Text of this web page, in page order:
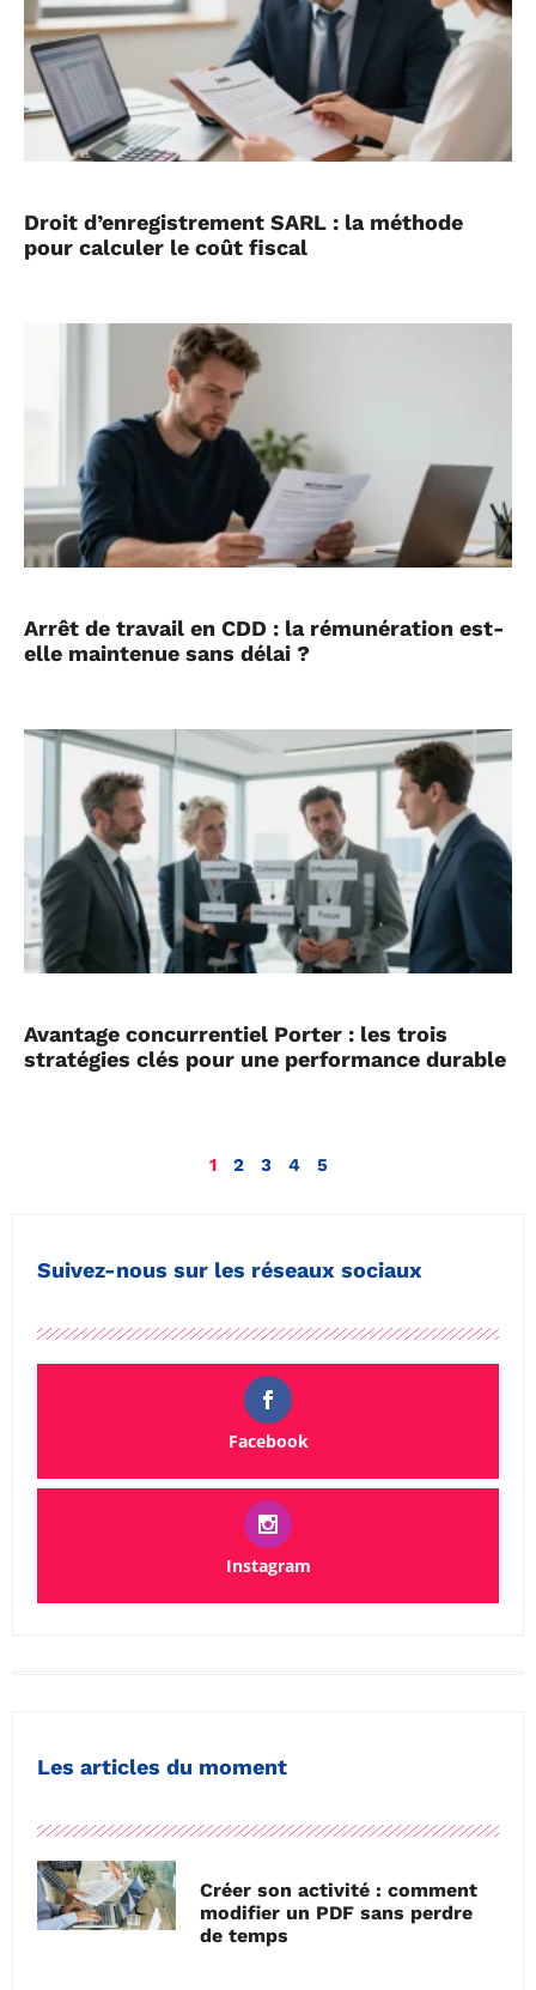
Droit d’enregistrement SARL : la méthode
pour calculer le coût fiscal
Arrêt de travail en CDD : la rémunération est-
elle maintenue sans délai ?
Avantage concurrentiel Porter : les trois
stratégies clés pour une performance durable
1 2 3 4 5
Suivez-nous sur les réseaux sociaux
Facebook
Instagram
Les articles du moment
Créer son activité : comment
modifier un PDF sans perdre
de temps